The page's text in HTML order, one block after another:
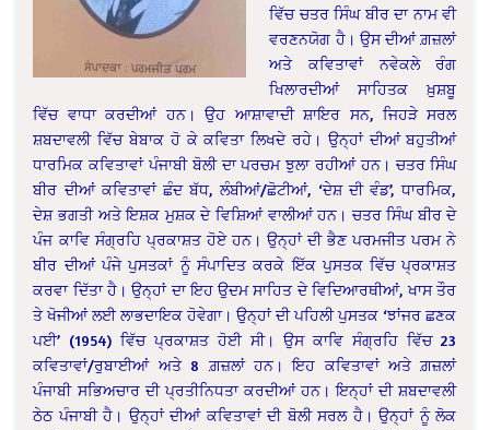
ਵਿੱਚ ਚਤਰ ਸਿੰਘ ਬੀਰ ਦਾ ਨਾਮ ਵੀ
ਵਰਣਨਯੋਗ ਹੈ। ਉਸ ਦੀਆਂ ਗ਼ਜ਼ਲਾਂ
ਅਤੇ ਕਵਿਤਾਵਾਂ ਨਵੇਕਲੇ ਰੰਗ
ਖਿਲਾਰਦੀਆਂ ਸਾਹਿਤਕ ਖ਼ੁਸ਼ਬੂ
ਵਿੱਚ ਵਾਧਾ ਕਰਦੀਆਂ ਹਨ। ਉਹ ਆਸ਼ਾਵਾਦੀ ਸ਼ਾਇਰ ਸਨ, ਜਿਹੜੇ ਸਰਲ
ਸ਼ਬਦਾਵਲੀ ਵਿੱਚ ਬੇਬਾਕ ਹੋ ਕੇ ਕਵਿਤਾ ਲਿਖਦੇ ਰਹੇ। ਉਨ੍ਹਾਂ ਦੀਆਂ ਬਹੁਤੀਆਂ
ਧਾਰਮਿਕ ਕਵਿਤਾਵਾਂ ਪੰਜਾਬੀ ਬੋਲੀ ਦਾ ਪਰਚਮ ਝੁਲਾ ਰਹੀਆਂ ਹਨ। ਚਤਰ ਸਿੰਘ
ਬੀਰ ਦੀਆਂ ਕਵਿਤਾਵਾਂ ਛੰਦ ਬੱਧ, ਲੰਬੀਆਂ/ਛੋਟੀਆਂ, ‘ਦੇਸ਼ ਦੀ ਵੰਡ’, ਧਾਰਮਿਕ,
ਦੇਸ਼ ਭਗਤੀ ਅਤੇ ਇਸ਼ਕ ਮੁਸ਼ਕ ਦੇ ਵਿਸ਼ਿਆਂ ਵਾਲੀਆਂ ਹਨ। ਚਤਰ ਸਿੰਘ ਬੀਰ ਦੇ
ਪੰਜ ਕਾਵਿ ਸੰਗ੍ਰਹਿ ਪ੍ਰਕਾਸ਼ਤ ਹੋਏ ਹਨ। ਉਨ੍ਹਾਂ ਦੀ ਭੈਣ ਪਰਮਜੀਤ ਪਰਮ ਨੇ
ਬੀਰ ਦੀਆਂ ਪੰਜੇ ਪੁਸਤਕਾਂ ਨੂੰ ਸੰਪਾਦਿਤ ਕਰਕੇ ਇੱਕ ਪੁਸਤਕ ਵਿੱਚ ਪ੍ਰਕਾਸ਼ਤ
ਕਰਵਾ ਦਿੱਤਾ ਹੈ। ਉਨ੍ਹਾਂ ਦਾ ਇਹ ਉਦਮ ਸਾਹਿਤ ਦੇ ਵਿਦਿਆਰਥੀਆਂ, ਖਾਸ ਤੌਰ
ਤੇ ਖੋਜੀਆਂ ਲਈ ਲਾਭਦਾਇਕ ਹੋਵੇਗਾ। ਉਨ੍ਹਾਂ ਦੀ ਪਹਿਲੀ ਪੁਸਤਕ ‘ਝਾਂਜਰ ਛਣਕ
ਪਈ’ (1954) ਵਿੱਚ ਪ੍ਰਕਾਸ਼ਤ ਹੋਈ ਸੀ। ਉਸ ਕਾਵਿ ਸੰਗ੍ਰਹਿ ਵਿੱਚ 23
ਕਵਿਤਾਵਾਂ/ਰੁਬਾਈਆਂ ਅਤੇ 8 ਗ਼ਜ਼ਲਾਂ ਹਨ। ਇਹ ਕਵਿਤਾਵਾਂ ਅਤੇ ਗ਼ਜ਼ਲਾਂ
ਪੰਜਾਬੀ ਸਭਿਅਚਾਰ ਦੀ ਪ੍ਰਤੀਨਿਧਤਾ ਕਰਦੀਆਂ ਹਨ। ਇਨ੍ਹਾਂ ਦੀ ਸ਼ਬਦਾਵਲੀ
ਠੇਠ ਪੰਜਾਬੀ ਹੈ। ਉਨ੍ਹਾਂ ਦੀਆਂ ਕਵਿਤਾਵਾਂ ਦੀ ਬੋਲੀ ਸਰਲ ਹੈ। ਉਨ੍ਹਾਂ ਨੂੰ ਲੋਕ